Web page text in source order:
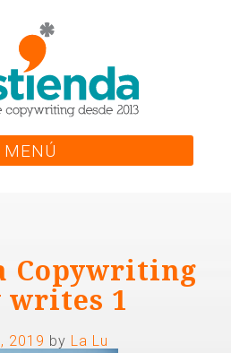
MENÚ
Copywriting
writes 1
2019 by La Lu